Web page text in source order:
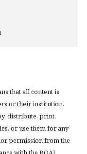
that all content is
or their institution.
distribute, print,
or use them for any
permission from the